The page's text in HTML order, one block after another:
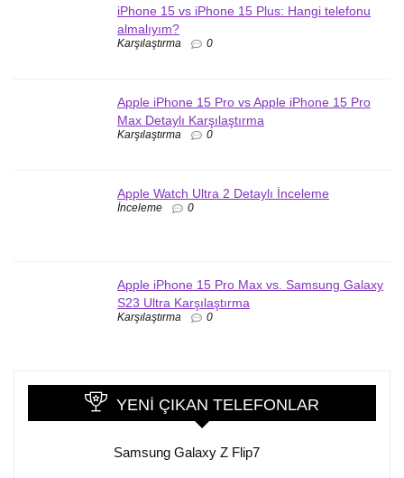
iPhone 15 vs iPhone 15 Plus: Hangi telefonu
almalıyım?
Karşılaştırma 0
Apple iPhone 15 Pro vs Apple iPhone 15 Pro
Max Detaylı Karşılaştırma
Karşılaştırma 0
Apple Watch Ultra 2 Detaylı İnceleme
İnceleme 0
Apple iPhone 15 Pro Max vs. Samsung Galaxy
S23 Ultra Karşılaştırma
Karşılaştırma 0
YENI ÇIKAN TELEFONLAR
Samsung Galaxy Z Flip7